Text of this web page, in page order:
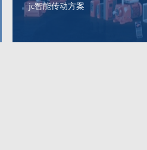
jc智能传动方案